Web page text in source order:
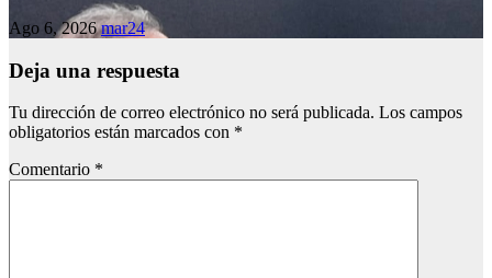
Ago 6, 2026mar24
Deja una respuesta
Tu dirección de correo electrónico no será publicada. Los campos
obligatorios están marcados con *
Comentario *